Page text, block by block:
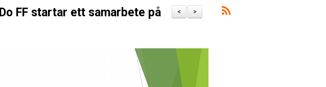
>
<
FF startar ett samarbete på